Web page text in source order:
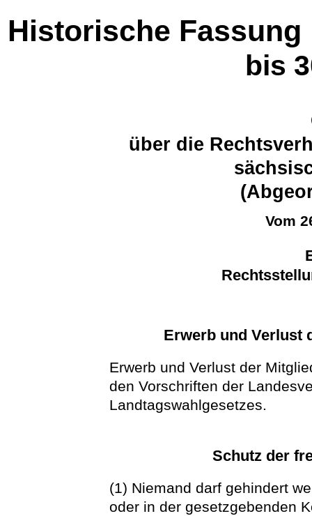
Historische Fassung
bis
über die
Vom
Erwerb und Verlust
Erwerb und Verlust der
den Vorschriften der
Landtagswahlgesetzes.
Schutz der
(1) Niemand darf gehindert
oder in der gesetzgebenden